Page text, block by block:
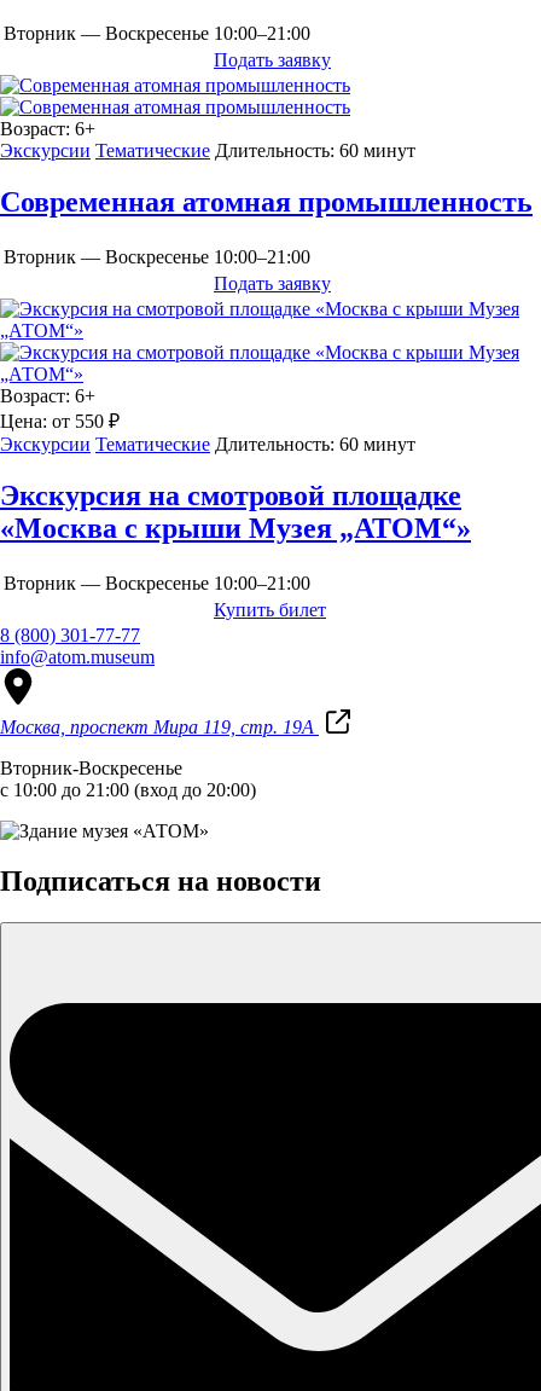
Вторник — Воскресенье 10:00–21:00
Подать заявку
Возраст: 6+
Экскурсии Тематические Длительность: 60 минут
Современная атомная промышленность
Вторник — Воскресенье 10:00–21:00
Подать заявку
Возраст: 6+
Цена: от 550 ₽
Экскурсии Тематические Длительность: 60 минут
Экскурсия на смотровой площадке
«Москва с крыши Музея „АТОМ“»
Вторник — Воскресенье 10:00–21:00
Купить билет
8 (800) 301-77-77
info@atom.museum
Москва, проспект Мира 119, стр. 19А
Вторник-Воскресенье
с 10:00 до 21:00 (вход до 20:00)
Подписаться на новости